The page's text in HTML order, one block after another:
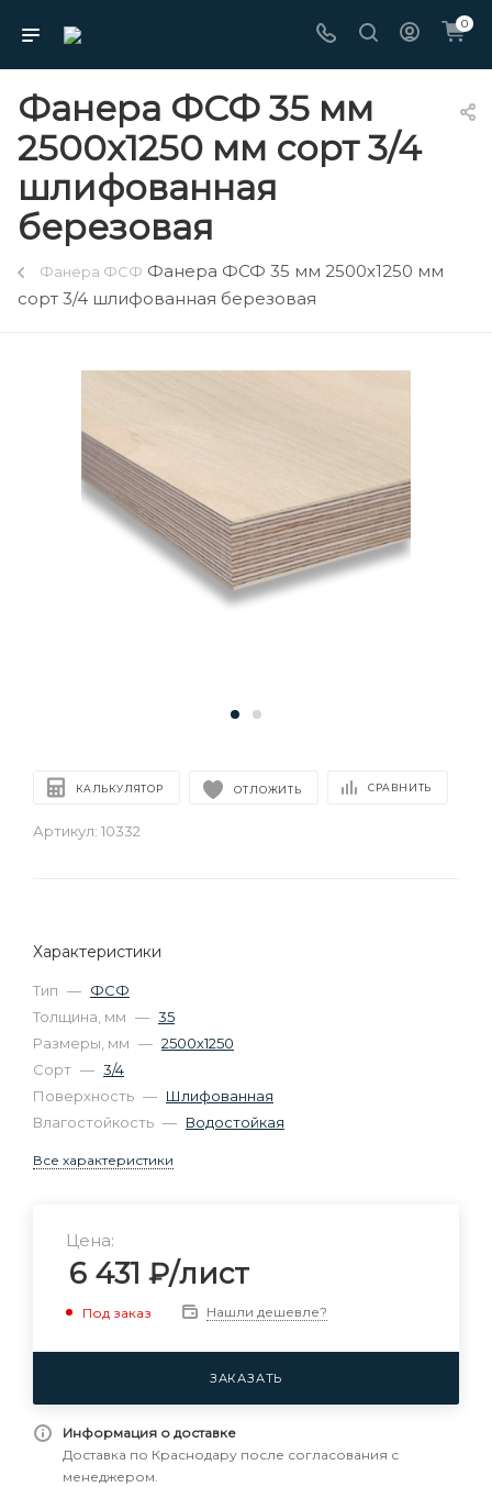
0
Фанера ФСФ 35 мм
2500х1250 мм сорт 3/4
шлифованная
березовая
Фанера ФСФ Фанера ФСФ 35 мм 2500х1250 мм
сорт 3/4 шлифованная березовая
КАЛЬКУЛЯТОР ОТЛОЖИТЬ СРАВНИТЬ
Артикул: 10332
Характеристики
Тип — ФСФ
Толщина, мм — 35
Размеры, мм — 2500х1250
Сорт — 3/4
Поверхность — Шлифованная
Влагостойкость — Водостойкая
Все характеристики
Цена:
6 431 ₽/лист
Под заказ Нашли дешевле?
ЗАКАЗАТЬ
Информация о доставке
Доставка по Краснодару после согласования с
менеджером.